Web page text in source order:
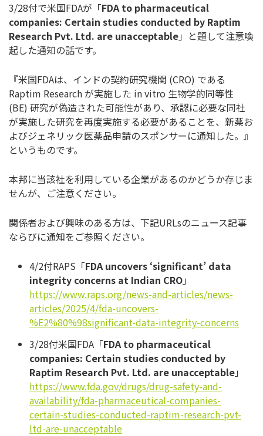
3/28付で米国FDAが「FDA to pharmaceutical
companies: Certain studies conducted by Raptim
Research Pvt. Ltd. are unacceptable」と題して注意喚
起した通知の話です。
『米国FDAは、インドの契約研究機関 (CRO) である
Raptim Research が実施した in vitro 生物学的同等性
(BE) 研究が偽造された可能性があり、承認に必要な同社
が実施した研究を再度実施する必要があることを、新薬お
よびジェネリック医薬品申請のスポンサーに通知した。』
というものです。
本邦に当該社を利用している企業があるのかどうか存じま
せんが、ご注意ください。
関係者および興味のある方は、下記URLsのニュース記事
ならびに通知をご参照ください。
4/2付RAPS「FDA uncovers ‘significant’ data
integrity concerns at Indian CRO」
https://www.raps.org/news-and-articles/news-
articles/2025/4/fda-uncovers-
%E2%80%98significant-data-integrity-concerns
3/28付米国FDA「FDA to pharmaceutical
companies: Certain studies conducted by
Raptim Research Pvt. Ltd. are unacceptable」
https://www.fda.gov/drugs/drug-safety-and-
availability/fda-pharmaceutical-companies-
certain-studies-conducted-raptim-research-pvt-
ltd-are-unacceptable